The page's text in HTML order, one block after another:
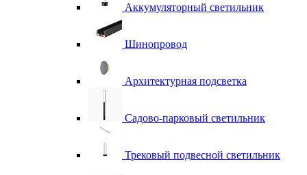
Аккумуляторный светильник
Шинопровод
Архитектурная подсветка
Садово-парковый светильник
Трековый подвесной светильник